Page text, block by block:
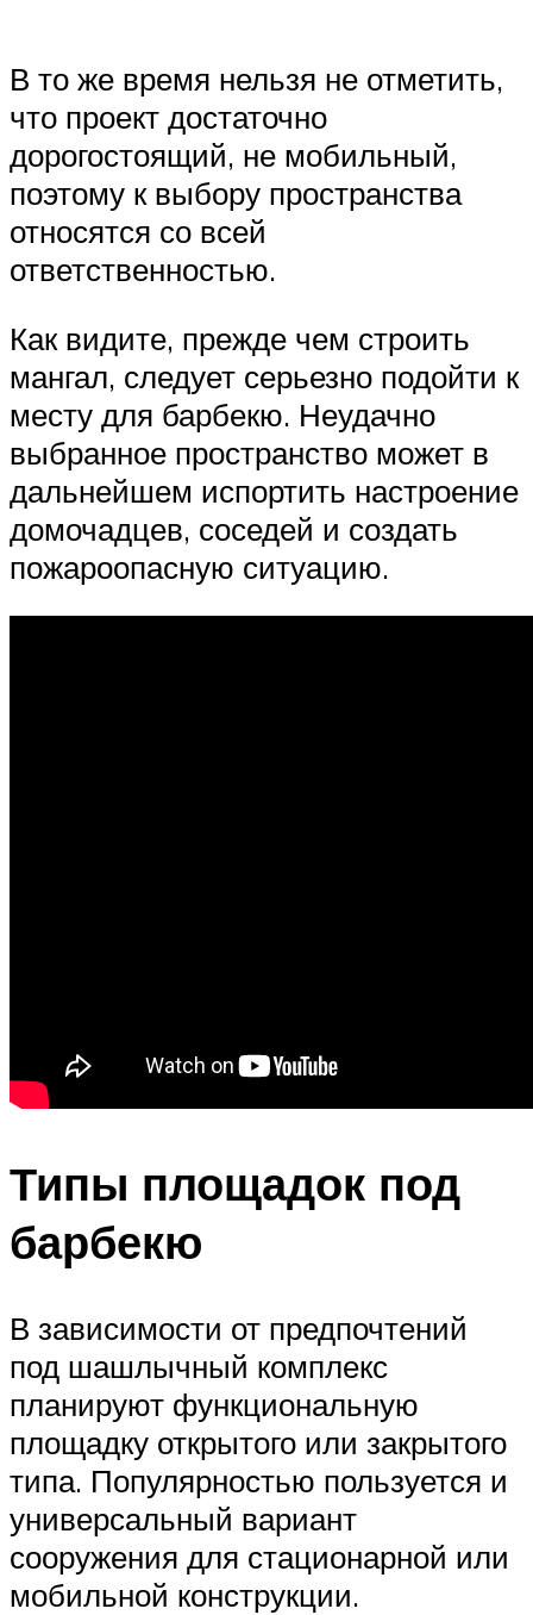
В то же время нельзя не отметить,
что проект достаточно
дорогостоящий, не мобильный,
поэтому к выбору пространства
относятся со всей
ответственностью.
Как видите, прежде чем строить
мангал, следует серьезно подойти к
месту для барбекю. Неудачно
выбранное пространство может в
дальнейшем испортить настроение
домочадцев, соседей и создать
пожароопасную ситуацию.
Типы площадок под
барбекю
В зависимости от предпочтений
под шашлычный комплекс
планируют функциональную
площадку открытого или закрытого
типа. Популярностью пользуется и
универсальный вариант
сооружения для стационарной или
мобильной конструкции.